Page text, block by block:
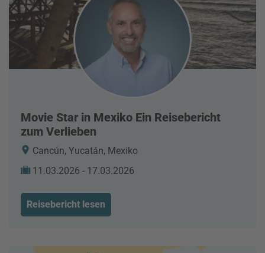
Movie Star in Mexiko Ein Reisebericht
zum Verlieben
Cancún, Yucatán, Mexiko
11.03.2026 - 17.03.2026
Reisebericht lesen